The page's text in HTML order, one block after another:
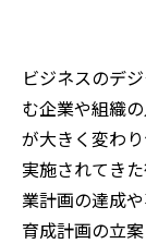
ビジネスのデ
む企業や組織
が大きく変わ
実施されてき
業計画の達成
育成計画の立